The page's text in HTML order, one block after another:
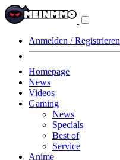
Anmelden / Registrieren
Homepage
News
Videos
Gaming
News
Specials
Best of
Service
Anime